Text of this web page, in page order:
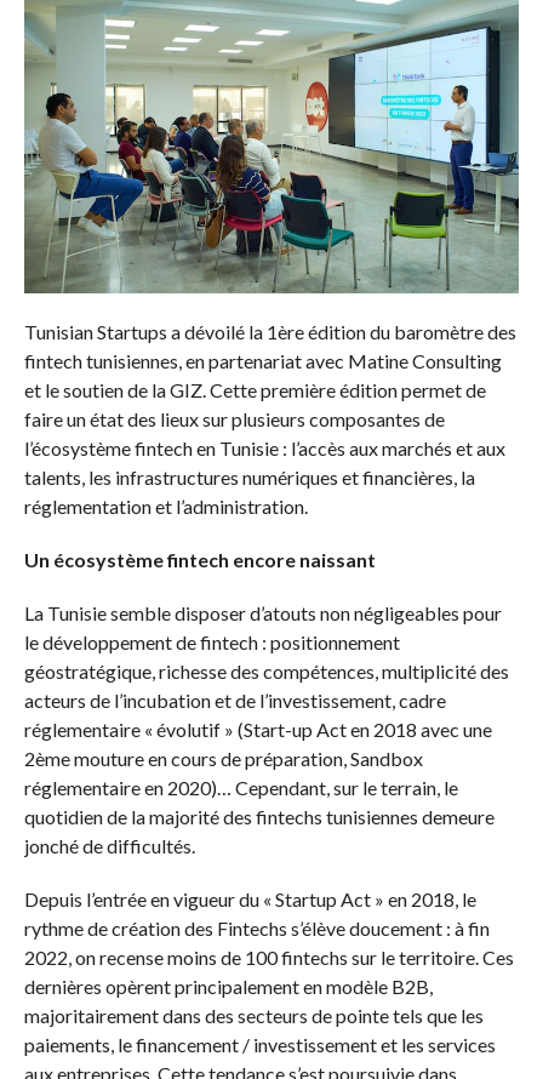
Tunisian Startups a dévoilé la 1ère édition du baromètre des
fintech tunisiennes, en partenariat avec Matine Consulting
et le soutien de la GIZ. Cette première édition permet de
faire un état des lieux sur plusieurs composantes de
l’écosystème fintech en Tunisie : l’accès aux marchés et aux
talents, les infrastructures numériques et financières, la
réglementation et l’administration.
Un écosystème fintech encore naissant
La Tunisie semble disposer d’atouts non négligeables pour
le développement de fintech : positionnement
géostratégique, richesse des compétences, multiplicité des
acteurs de l’incubation et de l’investissement, cadre
réglementaire « évolutif » (Start-up Act en 2018 avec une
2ème mouture en cours de préparation, Sandbox
réglementaire en 2020)… Cependant, sur le terrain, le
quotidien de la majorité des fintechs tunisiennes demeure
jonché de difficultés.
Depuis l’entrée en vigueur du « Startup Act » en 2018, le
rythme de création des Fintechs s’élève doucement : à fin
2022, on recense moins de 100 fintechs sur le territoire. Ces
dernières opèrent principalement en modèle B2B,
majoritairement dans des secteurs de pointe tels que les
paiements, le financement / investissement et les services
aux entreprises. Cette tendance s’est poursuivie dans